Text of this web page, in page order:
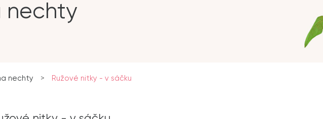
nechty
nechty > Ružové nitky - v sáčku